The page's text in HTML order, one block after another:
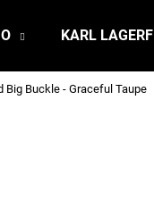
KARL
Big Buckle - Graceful Taupe
Co